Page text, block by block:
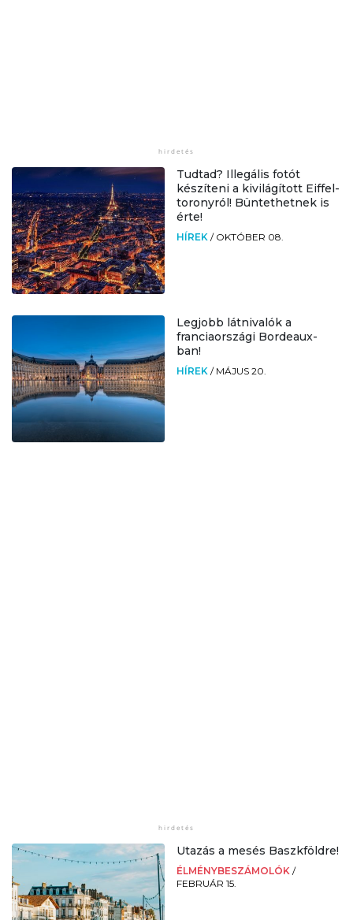
Tudtad? Illegális fotót
készíteni a kivilágított Eiffel-
toronyról! Büntethetnek is
érte!
HÍREK / OKTÓBER 08.
Legjobb látnivalók a
franciaországi Bordeaux-
ban!
HÍREK / MÁJUS 20.
Utazás a mesés Baszkföldre!
ÉLMÉNYBESZÁMOLÓK /
FEBRUÁR 15.